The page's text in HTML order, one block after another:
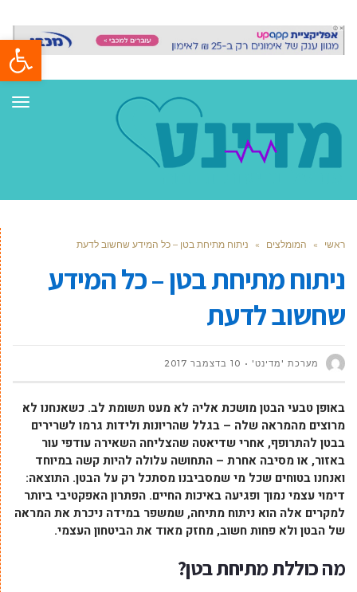
פתח
ראשי » המומלצים » ניתוח מתיחת בטן – כל המידע שחשוב לדעת
ניתוח מתיחת בטן – כל המידע
שחשוב לדעת
מערכת 'מדינט' 10 בדצמבר 2017
באופן טבעי הבטן מושכת אליה לא מעט תשומת לב. כשאנחנו לא
מרוצים מהמראה שלה – בגלל שהריונות ולידות גרמו לשרירים
בבטן להתרופף, אחרי שדיאטה שהצליחה השאירה עודפי עור
באזור, או מסיבה אחרת – התחושה עלולה להיות קשה במיוחד
ואנחנו בטוחים שכל מי שמסביבנו מסתכל רק על הבטן. התוצאה:
דימוי עצמי נמוך ופגיעה באיכות החיים. הפתרון האפקטיבי ביותר
למקרים אלה הוא ניתוח מתיחה, שמשפר במידה ניכרת את המראה
של הבטן ולא פחות חשוב, מחזק מאוד את הביטחון העצמי.
מה כוללת מתיחת בטן?